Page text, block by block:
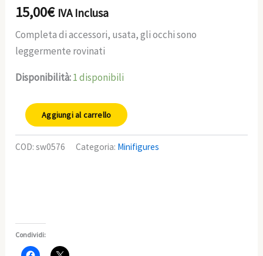
15,00€ IVA Inclusa
Completa di accessori, usata, gli occhi sono
leggermente rovinati
Disponibilità:1 disponibili
Aggiungi al carrello
COD:sw0576 Categoria: Minifigures
Condividi: